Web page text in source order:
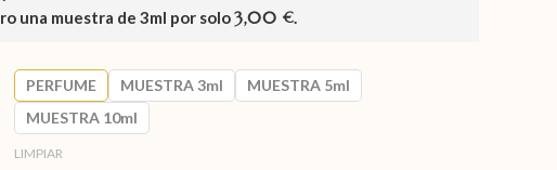
una muestra de 3ml por solo3,00 €.
PERFUME MUESTRA 3ml
MUESTRA 5ml
MUESTRA 10ml
LIMPIAR